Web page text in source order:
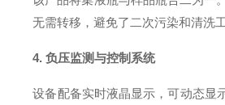
无需转移，避免了二次污染和清洗
4. 负压监测与控制系统
设备配备实时液晶显示，可动态显